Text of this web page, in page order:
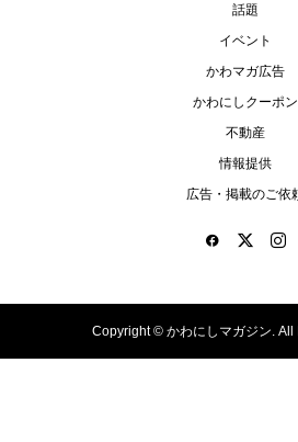
話題
イベント
かわマガ広告
かわにしクーポン
不動産
情報提供
広告・掲載のご依
Copyright ©かわにしマガジン. All